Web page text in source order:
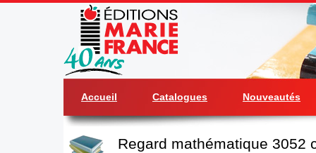
Accueil Catalogues Nouveautés
Regard mathématique 3052